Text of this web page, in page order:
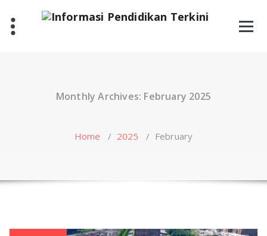
content
Monthly Archives: February 2025
Home / 2025 / February